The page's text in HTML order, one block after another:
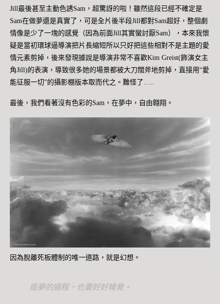
Jill最後甚至主動色誘Sam，超驚訝的啦！雖然這段已經不確定是
Sam在做夢還是真實了，可是全片後半段Jill都對Sam超好，整個劇
情像是少了一塊的感覺（因為前面Jill其實蠻討厭Sam），本來我懷
疑是當初環球逼導演把片長縮短所以只好把這些相對不是主題的愛
情元素剪掉，後來發現據說是導演非常不喜歡Kim Greist(飾演女主
角Jill)的表演，導致很多她的場景都被大刀闊斧地剪掉，直接用“愛
能征服一切”的攝影棚版本取而代之。難怪了…..
最後，我們看著沒有色彩的Sam，在夢中，自由翱翔。
因為脫離死板體制的唯一道路，就是幻想。
追夢的過程，也要好好睡覺。